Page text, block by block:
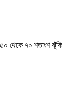
৫০ থেকে ৭০ শতাংশ ঝুঁকি